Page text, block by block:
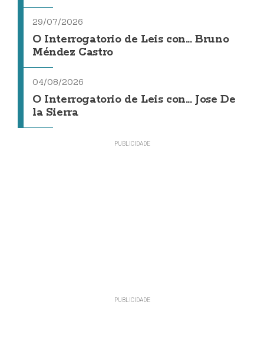
29/07/2026
O Interrogatorio de Leis con... Bruno
Méndez Castro
04/08/2026
O Interrogatorio de Leis con... Jose De
la Sierra